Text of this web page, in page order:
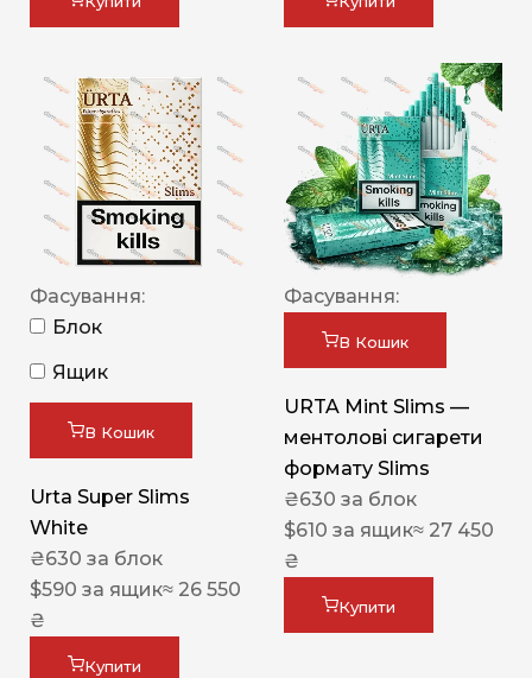
Фасування:
Блок
Ящик
В Кошик
Urta Super Slims
White
₴630 за блок
$590 за ящик≈ 26 550
₴
Купити
Фасування:
В Кошик
URTA Mint Slims —
ментолові сигарети
формату Slims
₴630 за блок
$610 за ящик≈ 27 450
₴
Купити